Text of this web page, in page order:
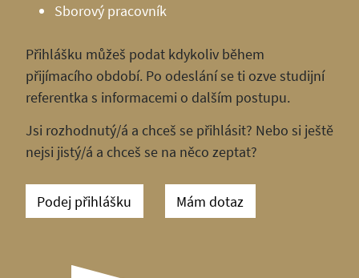
Sborový pracovník
Přihlášku můžeš podat kdykoliv během
přijímacího období. Po odeslání se ti ozve studijní
referentka s informacemi o dalším postupu.
Jsi rozhodnutý/á a chceš se přihlásit? Nebo si ještě
nejsi jistý/á a chceš se na něco zeptat?
Podej přihlášku Mám dotaz